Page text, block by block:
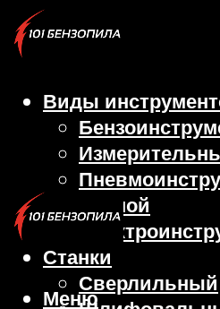
Виды
Ручной
Станки
Сверлильный
Меню